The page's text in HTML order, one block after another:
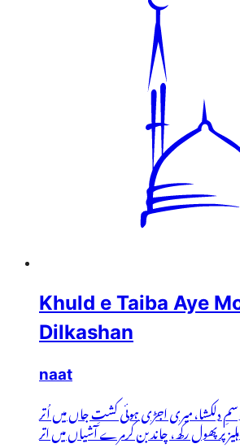
Khuld e Taiba Aye
Dilkashan
naat
دلکشا،میری اجڑی ہوئی کشتِ جاں میں اُتر
پرپھول رکھ، چاند بن کرمرے آشیاں میں اتر